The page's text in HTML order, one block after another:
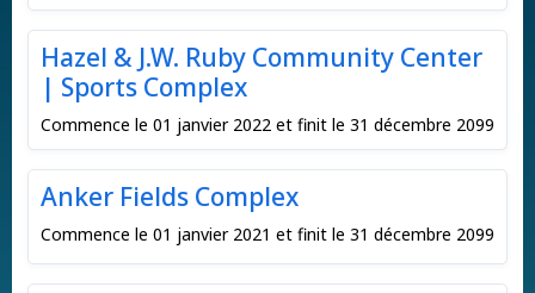
Hazel & J.W. Ruby Community Center
| Sports Complex
Commence le 01 janvier 2022 et finit le 31 décembre 2099
Anker Fields Complex
Commence le 01 janvier 2021 et finit le 31 décembre 2099